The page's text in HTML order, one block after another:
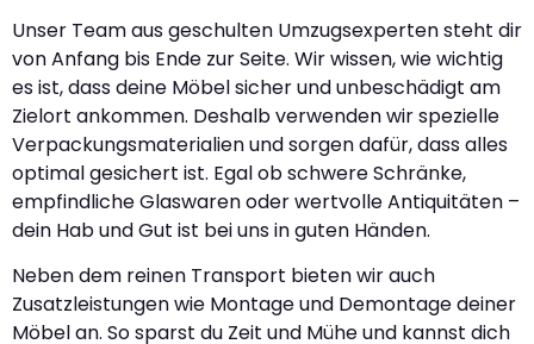
Unser Team aus geschulten Umzugsexperten steht dir
von Anfang bis Ende zur Seite. Wir wissen, wie wichtig
es ist, dass deine Möbel sicher und unbeschädigt am
Zielort ankommen. Deshalb verwenden wir spezielle
Verpackungsmaterialien und sorgen dafür, dass alles
optimal gesichert ist. Egal ob schwere Schränke,
empfindliche Glaswaren oder wertvolle Antiquitäten –
dein Hab und Gut ist bei uns in guten Händen.
Neben dem reinen Transport bieten wir auch
Zusatzleistungen wie Montage und Demontage deiner
Möbel an. So sparst du Zeit und Mühe und kannst dich